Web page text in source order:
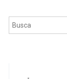
Pesquisar